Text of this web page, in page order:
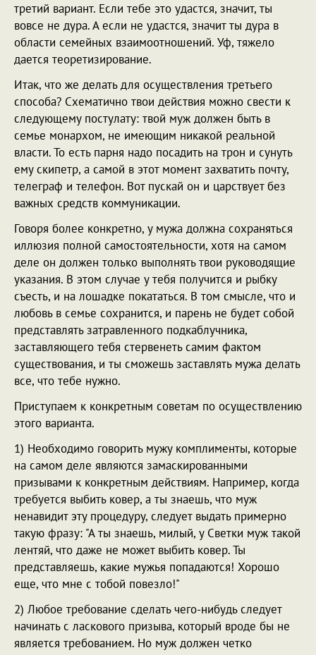
третий вариант. Если тебе это удастся, значит, ты
вовсе не дура. А если не удастся, значит ты дура в
области семейных взаимоотношений. Уф, тяжело
дается теоретизирование.
Итак, что же делать для осуществления третьего
способа? Схематично твои действия можно свести к
следующему постулату: твой муж должен быть в
семье монархом, не имеющим никакой реальной
власти. То есть парня надо посадить на трон и сунуть
ему скипетр, а самой в этот момент захватить почту,
телеграф и телефон. Вот пускай он и царствует без
важных средств коммуникации.
Говоря более конкретно, у мужа должна сохраняться
иллюзия полной самостоятельности, хотя на самом
деле он должен только выполнять твои руководящие
указания. В этом случае у тебя получится и рыбку
съесть, и на лошадке покататься. В том смысле, что и
любовь в семье сохранится, и парень не будет собой
представлять затравленного подкаблучника,
заставляющего тебя стервенеть самим фактом
существования, и ты сможешь заставлять мужа делать
все, что тебе нужно.
Приступаем к конкретным советам по осуществлению
этого варианта.
1) Необходимо говорить мужу комплименты, которые
на самом деле являются замаскированными
призывами к конкретным действиям. Например, когда
требуется выбить ковер, а ты знаешь, что муж
ненавидит эту процедуру, следует выдать примерно
такую фразу: "А ты знаешь, милый, у Светки муж такой
лентяй, что даже не может выбить ковер. Ты
представляешь, какие мужья попадаются! Хорошо
еще, что мне с тобой повезло!"
2) Любое требование сделать чего-нибудь следует
начинать с ласкового призыва, который вроде бы не
является требованием. Но муж должен четко